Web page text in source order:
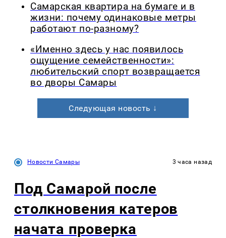
Самарская квартира на бумаге и в
жизни: почему одинаковые метры
работают по-разному?
«Именно здесь у нас появилось
ощущение семейственности»:
любительский спорт возвращается
во дворы Самары
Следующая новость ↓
Новости Самары 3 часа назад
Под Самарой после
столкновения катеров
начата проверка